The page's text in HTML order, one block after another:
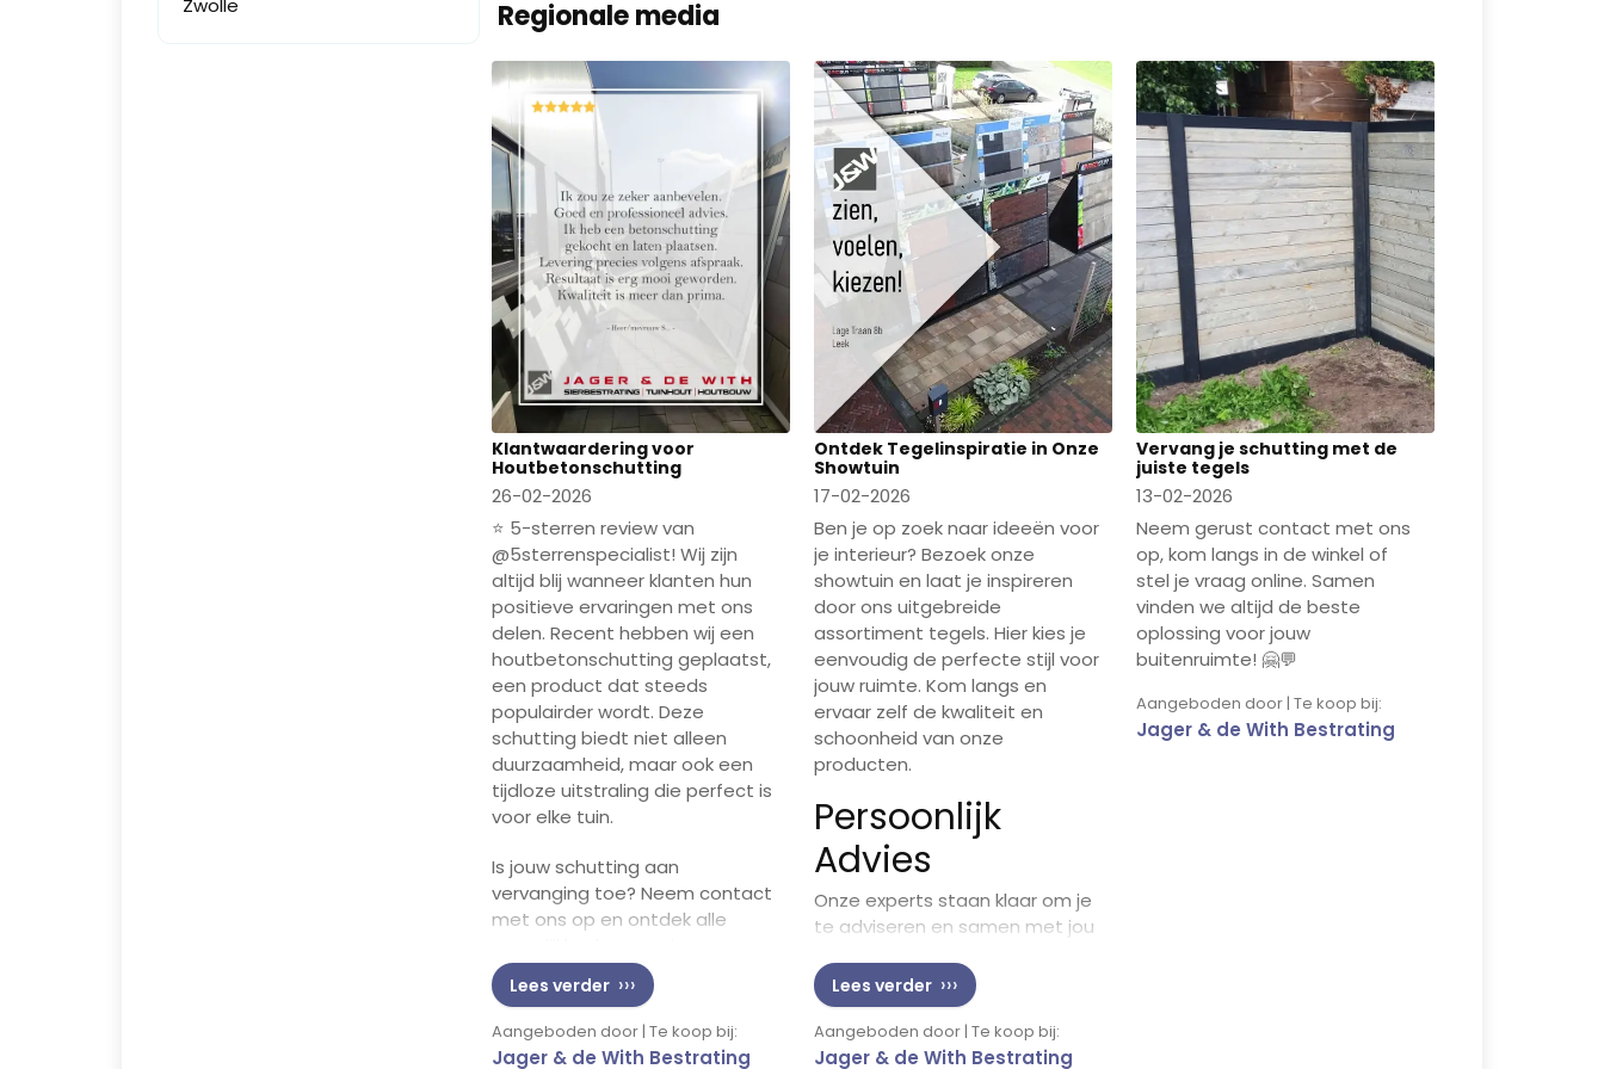
Regionale media
Klantwaardering voor
Houtbetonschutting
26-02-2026
⭐ 5-sterren review van
@5sterrenspecialist! Wij zijn
altijd blij wanneer klanten hun
positieve ervaringen met ons
delen. Recent hebben wij een
houtbetonschutting geplaatst,
een product dat steeds
populairder wordt. Deze
schutting biedt niet alleen
duurzaamheid, maar ook een
tijdloze uitstraling die perfect is
voor elke tuin.
Is jouw schutting aan
vervanging toe? Neem contact
met ons op en ontdek alle
buitenruimte.
Lees verder
Aangeboden door | Te koop bij:
Jager & de With Bestrating
Ontdek Tegelinspiratie in Onze
Showtuin
17-02-2026
Ben je op zoek naar ideeën voor
je interieur? Bezoek onze
showtuin en laat je inspireren
door ons uitgebreide
assortiment tegels. Hier kies je
eenvoudig de perfecte stijl voor
jouw ruimte. Kom langs en
ervaar zelf de kwaliteit en
schoonheid van onze
producten.
Persoonlijk
Advies
Onze experts staan klaar om je
te adviseren en samen met jou
Loop gerust binnen en ontdek
de mogelijkheden voor jouw
volgende project!
Lees verder
Aangeboden door | Te koop bij:
Jager & de With Bestrating
Vervang je schutting met de
juiste tegels
13-02-2026
Neem gerust contact met ons
op, kom langs in de winkel of
stel je vraag online. Samen
vinden we altijd de beste
oplossing voor jouw
buitenruimte! 🤗💬
Aangeboden door | Te koop bij:
Jager & de With Bestrating
Zwolle